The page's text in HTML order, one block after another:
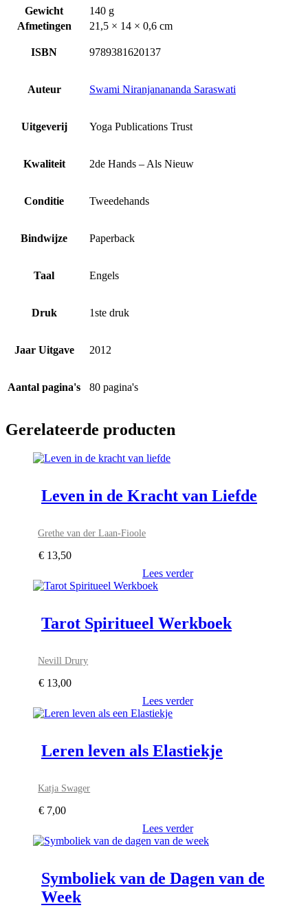
Gewicht
140 g
Afmetingen
21,5 × 14 × 0,6 cm
ISBN 9789381620137
Auteur Swami Niranjanananda Saraswati
Uitgeverij Yoga Publications Trust
Kwaliteit 2de Hands – Als Nieuw
Conditie Tweedehands
Bindwijze Paperback
Taal Engels
Druk 1ste druk
Jaar Uitgave 2012
Aantal pagina's 80 pagina's
Gerelateerde producten
Leven in de Kracht van Liefde
Grethe van der Laan-Fioole
€ 13,50
Lees verder
Tarot Spiritueel Werkboek
Nevill Drury
€ 13,00
Lees verder
Leren leven als Elastiekje
Katja Swager
€ 7,00
Lees verder
Symboliek van de Dagen van de
Week